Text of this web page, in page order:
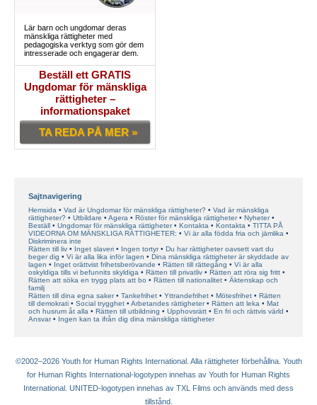
Lär barn och ungdomar deras
mänskliga rättigheter med
pedagogiska verktyg som gör dem
intresserade och engagerar dem.
Beställ ett GRATIS
Ungdomar för mänskliga
rättigheter –
informationspaket
TA REDA PÅ MER »
Sajtnavigering
Hemsida Vad är Ungdomar för mänskliga rättigheter?
Vad är mänskliga
rättigheter?
Utbildare Agera Röster för mänskliga rättigheter
Nyheter
Beställ
Ungdomar för mänskliga rättigheter Kontakta Kontakta
TITTA PÅ
VIDEORNA OM MÄNSKLIGA RÄTTIGHETER:
Vi är alla födda fria och jämlika
Diskriminera inte
Rätten till liv
Inget slaveri Ingen tortyr
Du har rättigheter oavsett vart du
beger dig
Vi är alla lika inför lagen
Dina mänskliga rättigheter är skyddade av
lagen
Inget orättvist frihetsberövande Rätten till rättegång
Vi är alla
oskyldiga tills vi befunnits skyldiga
Rätten till privatliv
Rätten att röra sig fritt
Rätten att söka en trygg plats att bo
Rätten till nationalitet
Äktenskap och
familj
Rätten till dina egna saker
Tankefrihet Yttrandefrihet Mötesfrihet
Rätten
till demokrati
Social trygghet Arbetandes rättigheter Rätten att leka
Mat
och husrum åt alla
Rätten till utbildning Upphovsrätt
En fri och rättvis värld
Ansvar
Ingen kan ta ifrån dig dina mänskliga rättigheter
©2002–2026 Youth for Human Rights International. Alla rättigheter förbehållna. Youth
for Human Rights International-logotypen innehas av Youth for Human Rights
International. UNITED-logotypen innehas av TXL Films och används med dess
tillstånd.